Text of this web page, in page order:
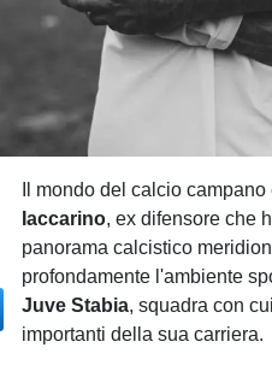
Il mondo del calcio
Iaccarino, ex difensore che
panorama calcistico
profondamente l'ambiente
Juve Stabia, squadra con
importanti della sua carriera.